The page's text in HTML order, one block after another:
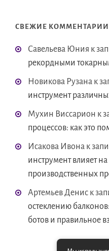
СВЕЖИЕ КОММЕНТАРИИ
Савельева Юния к
рекордными
Новикова Рузана к
инструмент
Мухин Виссарион к
процессов: как это
Исакова Ивона к
инструмент влияет
производственных
Артемьев Денис к
остеклению
ботов и правильное